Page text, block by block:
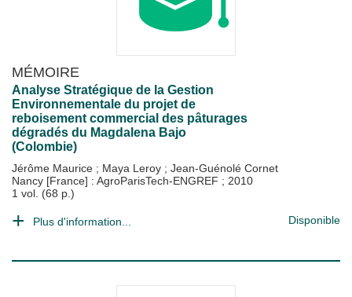
MÉMOIRE
Analyse Stratégique de la Gestion
Environnementale du projet de
reboisement commercial des pâturages
dégradés du Magdalena Bajo
(Colombie)
Jérôme Maurice ; Maya Leroy ; Jean-Guénolé Cornet
Nancy [France] : AgroParisTech-ENGREF ; 2010
1 vol. (68 p.)
Plus d'information... Disponible